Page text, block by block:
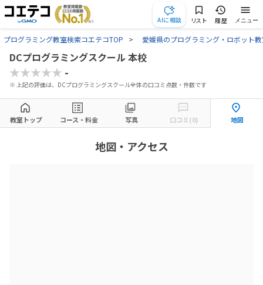
AIに相談 リスト 履歴 メニュー
プログラミング教室検索コエテコTOP 愛媛県のプログラミング・ロボット
DCプログラミングスクール 本校
★★★★★ -
※ 上記の評価は、DCプログラミングスクール全体の口コミ点数・件数です
教室トップ コース・料金 写真 口コミ(0) 地図
地図・アクセス